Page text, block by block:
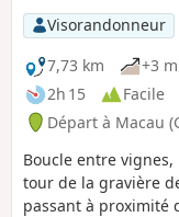
Visorandonneur
7,73 km
+3 m
2h 15
Facile
Départ à Macau
Boucle entre
tour de la gravière
passant à proximité